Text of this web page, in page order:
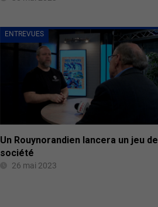
ENTREVUES
Un Rouynorandien lancera un jeu de
société
26 mai 2023